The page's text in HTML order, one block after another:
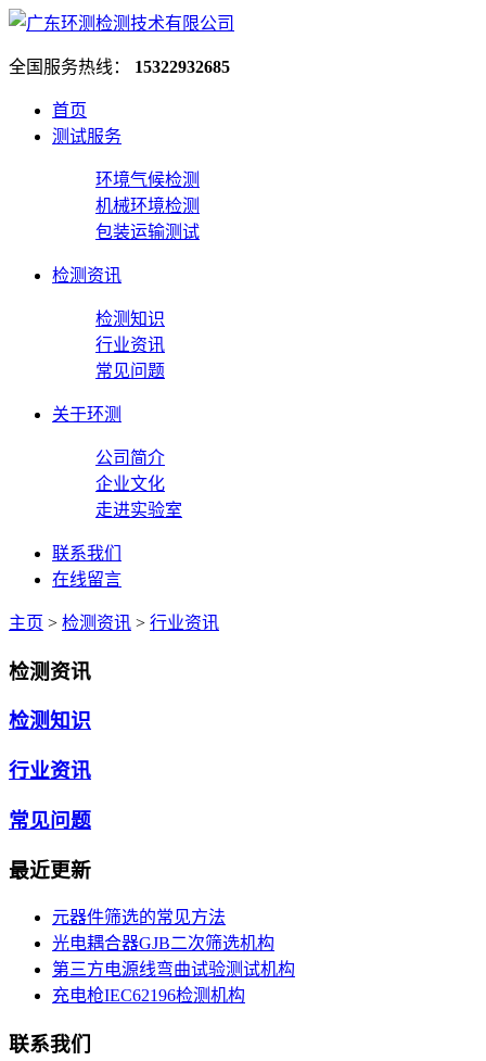
全国服务热线： 15322932685
首页
测试服务
环境气候检测
机械环境检测
包装运输测试
检测资讯
检测知识
行业资讯
常见问题
关于环测
公司简介
企业文化
走进实验室
联系我们
在线留言
主页 > 检测资讯 > 行业资讯
检测资讯
检测知识
行业资讯
常见问题
最近更新
元器件筛选的常见方法
光电耦合器GJB二次筛选机构
第三方电源线弯曲试验测试机构
充电枪IEC62196检测机构
联系我们